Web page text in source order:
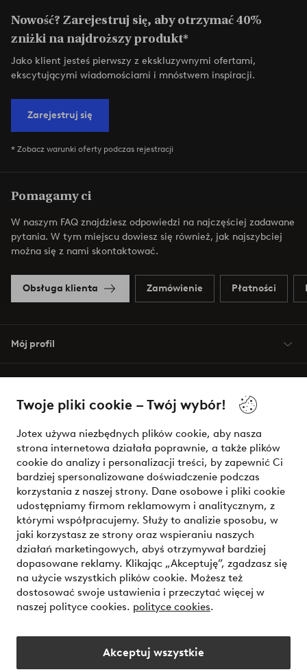
Twoje pliki cookie – Twój wybór!
Jotex używa niezbędnych plików cookie, aby nasza
strona internetowa działała poprawnie, a także plików
cookie do analizy i personalizacji treści, by zapewnić Ci
bardziej spersonalizowane doświadczenie podczas
korzystania z naszej strony. Dane osobowe i pliki cookie
udostępniamy firmom reklamowym i analitycznym, z
którymi współpracujemy. Służy to analizie sposobu, w
jaki korzystasz ze strony oraz wspieraniu naszych
działań marketingowych, abyś otrzymywał bardziej
dopasowane reklamy. Klikając „Akceptuję”, zgadzasz się
na użycie wszystkich plików cookie. Możesz też
dostosować swoje ustawienia i przeczytać więcej w
naszej polityce cookies. polityce cookies.
Akceptuj wszystkie
Nowość? Zarejestruj się, aby otrzymać 40%
zniżki na najdroższy produkt*
Jako klient jesteś pierwszy z ekskluzywnymi ofertami,
ekscytującymi wiadomościami i mnóstwem inspiracji.
Zarejestruj się
* Zobacz warunki oferty podczas rejestracji
Pomagamy ci
W naszym FAQ znajdziesz odpowiedzi na najczęściej zadawane
pytania. W tym miejscu dowiesz się również, jak najszybciej
można się z nami skontaktować.
Obsługa klienta Zamówienie Płatności
Mój profil
Warunki
Bezpieczne płatności - zapłać teraz lub podziel się
Chcesz dowiedzieć się więcej o naszych opcjach płatności